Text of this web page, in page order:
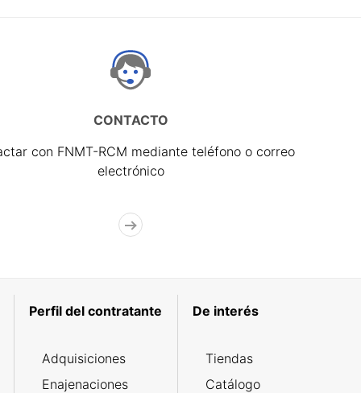
CONTACTO
con FNMT-RCM mediante teléfono o correo
electrónico
Perfil del contratante
Adquisiciones
Enajenaciones
De interés
Tiendas
Catálogo